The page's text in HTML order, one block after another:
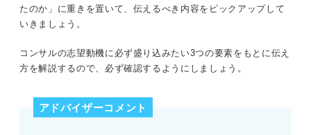
たのか」に重きを置いて、伝えるべき内容をピックアップして
いきましょう。
コンサルの志望動機に必ず盛り込みたい3つの要素をもとに伝え
方を解説するので、必ず確認するようにしましょう。
アドバイザーコメント